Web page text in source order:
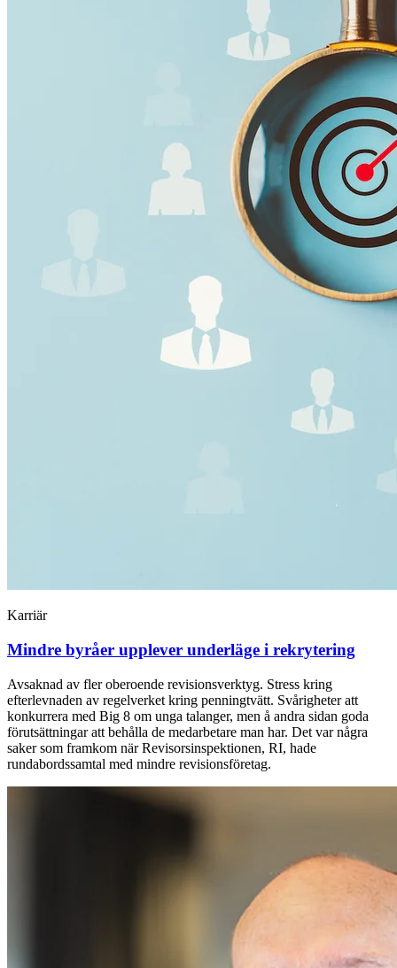
Karriär
Mindre byråer upplever underläge i rekrytering
Avsaknad av fler oberoende revisionsverktyg. Stress kring
efterlevnaden av regelverket kring penningtvätt. Svårigheter att
konkurrera med Big 8 om unga talanger, men å andra sidan goda
förutsättningar att behålla de medarbetare man har. Det var några
saker som framkom när Revisorsinspektionen, RI, hade
rundabordssamtal med mindre revisionsföretag.